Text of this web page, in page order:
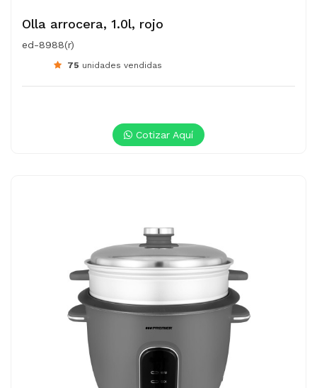
Olla arrocera, 1.0l, rojo
ed-8988(r)
75 unidades vendidas
Cotizar Aquí